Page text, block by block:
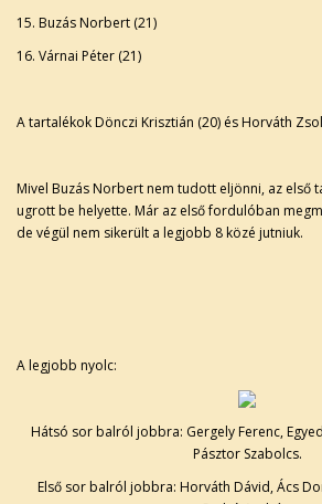
15. Buzás Norbert (21)
16. Várnai Péter (21)
A tartalékok Dönczi Krisztián (20) és Horváth
Mivel Buzás Norbert nem tudott eljönni, az első
ugrott be helyette. Már az első fordulóban
de végül nem sikerült a legjobb 8 közé jutniuk.
A legjobb nyolc:
Hátsó sor balról jobbra: Gergely Ferenc,
Pásztor Szabolcs.
Első sor balról jobbra: Horváth Dávid, Ács